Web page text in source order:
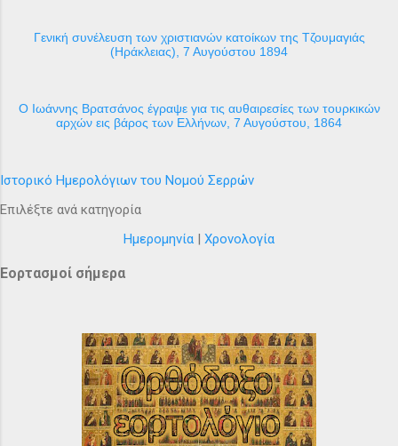
Γενική συνέλευση των χριστιανών κατοίκων της Τζουμαγιάς
(Ηράκλειας), 7 Αυγούστου 1894
Ο Ιωάννης Βρατσάνος έγραψε για τις αυθαιρεσίες των τουρκικών
αρχών εις βάρος των Ελλήνων, 7 Αυγούστου, 1864
Ιστορικό Ημερολόγιων του Νομού Σερρών
Επιλέξτε ανά κατηγορία
Ημερομηνία
Χρονολογία
Εορτασμοί σήμερα